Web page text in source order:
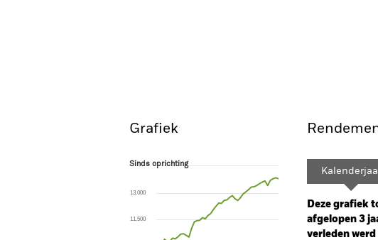
Grafiek
Sinds oprichting
The chart has 1 X axis displaying Time. Range: 2022-10-
The chart has 1 Y axis displaying values. Range: 0 to 45.
Sinds oprichting
11.500
13.000
Deze grafiek
afgelopen 3
verleden